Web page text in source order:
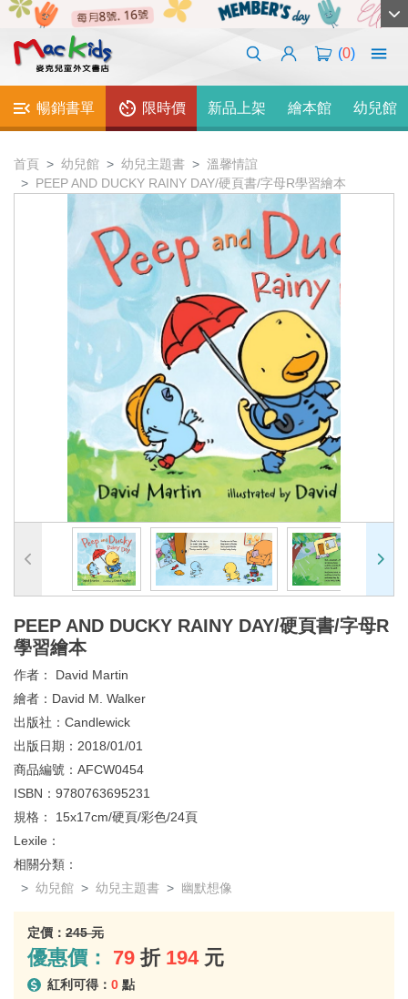
(0)
暢銷書單 限時價 新品上架 繪本館 幼兒館
首頁 幼兒館 幼兒主題書
溫馨情誼
PEEP AND DUCKY RAINY DAY/硬頁書/字母R學習繪本
PEEP AND DUCKY RAINY DAY/硬頁書/字母R
學習繪本
作者： David Martin
繪者： David M. Walker
出版社： Candlewick
出版日期： 2018/01/01
商品編號： AFCW0454
ISBN： 9780763695231
規格： 15x17cm/硬頁/彩色/24頁
Lexile：
相關分類：
幼兒館
幼兒主題書 幽默想像
定價： 245 元
優惠價： 79 折 194 元
紅利可得： 0 點